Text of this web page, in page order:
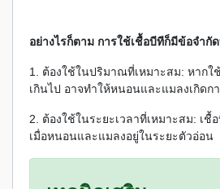
อย่างไรก็ตาม การใช้เชื้อบีทีก็มีข้อจำกั
1. ต้องใช้ในปริมาณที่เหมาะสม: หาก
เกินไป อาจทำให้หนอนและแมลงเกิดก
2. ต้องใช้ในระยะเวลาที่เหมาะสม: เชื้
เมื่อหนอนและแมลงอยู่ในระยะตัวอ่อน